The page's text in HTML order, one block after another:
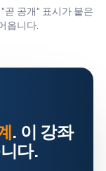
공개" 표시가 붙은
옵니다.
. 이 강좌
다.